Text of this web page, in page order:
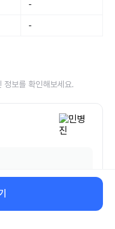
-
-
정보를 확인해보세요.
기